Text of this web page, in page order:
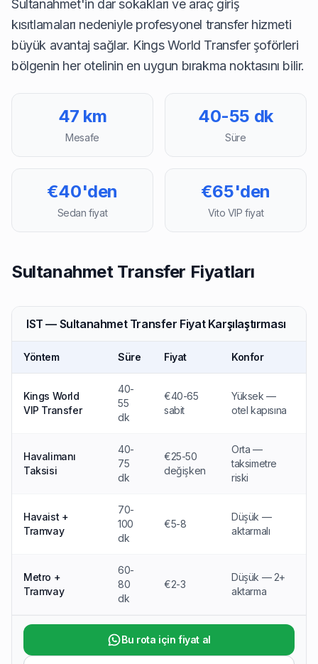
Sultanahmet'in dar sokakları ve araç giriş
kısıtlamaları nedeniyle profesyonel transfer hizmeti
büyük avantaj sağlar. Kings World Transfer şoförleri
bölgenin her otelinin en uygun bırakma noktasını bilir.
47 km
Mesafe
40-55 dk
Süre
€40'den
Sedan fiyat
€65'den
Vito VIP fiyat
Sultanahmet Transfer Fiyatları
IST — Sultanahmet Transfer Fiyat Karşılaştırması
Yöntem Süre Fiyat Konfor
Kings World
VIP Transfer
40-
55
dk
€40-65
sabit
Yüksek —
otel kapısına
Havalimanı
Taksisi
40-
75
dk
€25-50
değişken
Orta —
taksimetre
riski
Havaist +
Tramvay
70-
100
dk
€5-8
Düşük —
aktarmalı
Metro +
Tramvay
60-
80
dk
€2-3
Düşük — 2+
aktarma
Bu rota için fiyat al